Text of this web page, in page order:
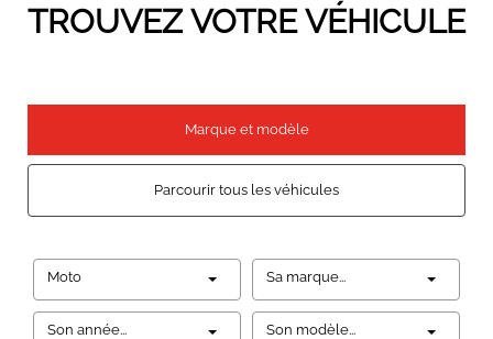
TROUVEZ VOTRE VÉHICULE
Marque et modèle
Parcourir tous les véhicules
Moto Sa marque...
Son année... Son modèle...